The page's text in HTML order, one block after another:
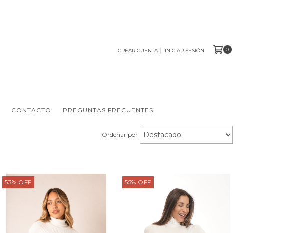
CREAR CUENTA INICIAR SESIÓN 0
CONTACTO PREGUNTAS FRECUENTES
Ordenar por
53% OFF 55% OFF